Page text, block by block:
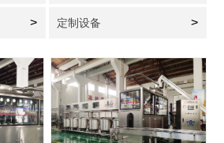
> 定制设备 >